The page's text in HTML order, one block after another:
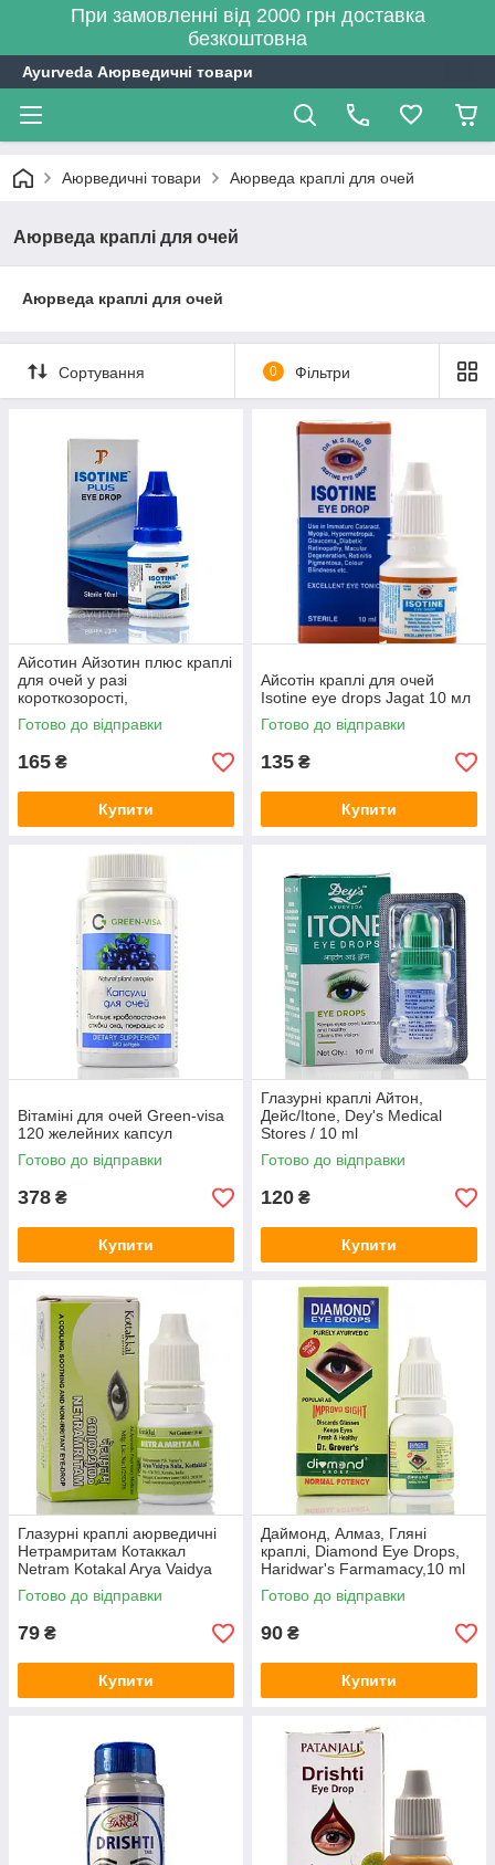
При замовленні від 2000 грн доставка
безкоштовна
Ayurveda Аюрведичні товари
Аюрведичні товари Аюрведа краплі для очей
Аюрведа краплі для очей
Аюрведа краплі для очей
Сортування 0 Фільтри
Айсотин Айзотин плюс краплі
для очей у разі
короткозорості,
почервоніння, печіння/Isotine
Plus eye drop/10 ml
Готово до відправки
165 ₴
Купити
Айсотін краплі для очей
Isotine eye drops Jagat 10 мл
Готово до відправки
135 ₴
Купити
Вітаміні для очей Green-visa
120 желейних капсул
Готово до відправки
378 ₴
Купити
Глазурні краплі Айтон,
Дейс/Itone, Dey's Medical
Stores / 10 ml
Готово до відправки
120 ₴
Купити
Глазурні краплі аюрведичні
Нетрамритам Котаккал
Netram Kotakal Arya Vaidya
Sala (India)./ 10 мл
Готово до відправки
79 ₴
Купити
Даймонд, Алмаз, Гляні
краплі, Diamond Eye Drops,
Haridwar's Farmamacy,10 ml
Готово до відправки
90 ₴
Купити